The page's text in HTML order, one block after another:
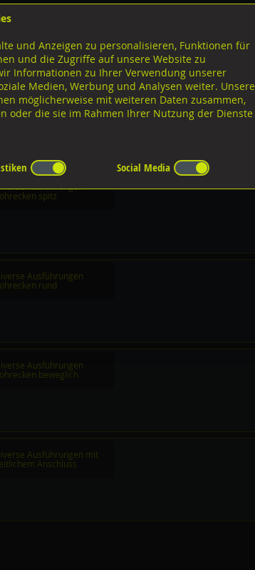
Ausführungen
spitz
Ausführungen
rund
Ausführungen
beweglich
Ausführungen mit
Anschluss
und Anzeigen zu personalisieren, Funktionen für
und die Zugriffe auf unsere Website zu
Informationen zu Ihrer Verwendung unserer
Medien, Werbung und Analysen weiter. Unsere
möglicherweise mit weiteren Daten zusammen,
oder die sie im Rahmen Ihrer Nutzung der Dienste
Social Media